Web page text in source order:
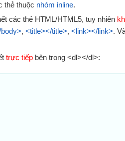
thẻ thuộc nhóm inline.
các thẻ HTML/HTML5, tuy nhiên
, <title></title>, <link></link>.
trực tiếp bên trong <dl></dl>: